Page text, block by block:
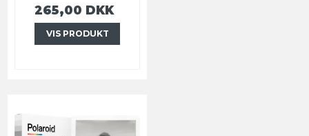
265,00 DKK
VIS PRODUKT